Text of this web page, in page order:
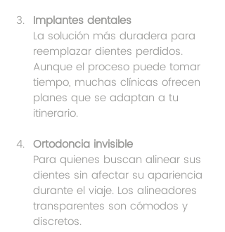
Implantes dentales
La solución más duradera para
reemplazar dientes perdidos.
Aunque el proceso puede tomar
tiempo, muchas clínicas ofrecen
planes que se adaptan a tu
itinerario.
Ortodoncia invisible
Para quienes buscan alinear sus
dientes sin afectar su apariencia
durante el viaje. Los alineadores
transparentes son cómodos y
discretos.